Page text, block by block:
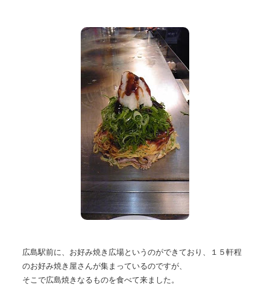
広島駅前に、お好み焼き広場というのができており、１５軒程
のお好み焼き屋さんが集まっているのですが、
そこで広島焼きなるものを食べて来ました。